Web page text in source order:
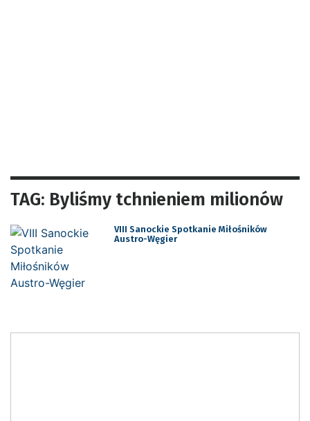
TAG: Byliśmy tchnieniem milionów
VIII Sanockie Spotkanie Miłośników
Austro-Węgier